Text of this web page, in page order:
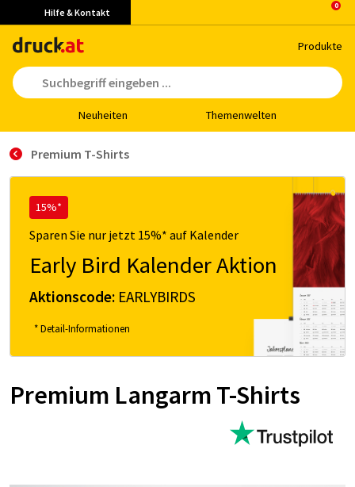
Hilfe & Kontakt
Pro­duk­te
Neu­hei­ten The­men­wel­ten
Premium T-Shirts
15%*
Sparen Sie nur jetzt 15%* auf Kalender
Early Bird Kalender Aktion
Aktionscode: EARLYBIRDS
* Detail-Informationen
Premium Langarm T-Shirts